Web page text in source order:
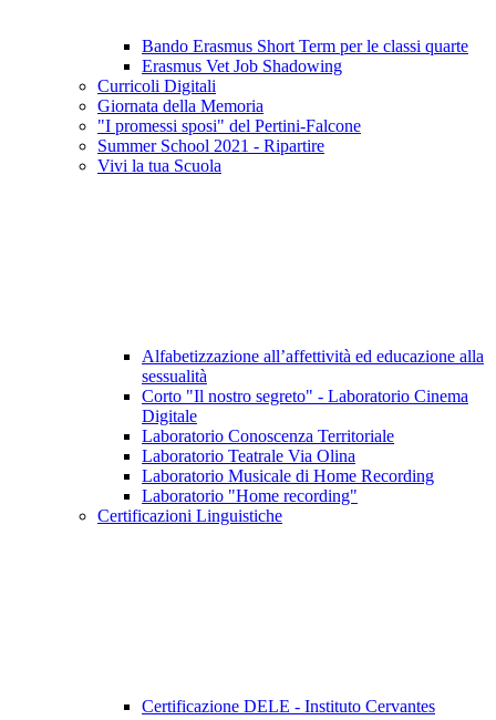
Bando Erasmus Short Term per le classi quarte
Erasmus Vet Job Shadowing
Curricoli Digitali
Giornata della Memoria
"I promessi sposi" del Pertini-Falcone
Summer School 2021 - Ripartire
Vivi la tua Scuola
Alfabetizzazione all’affettività ed educazione alla
sessualità
Corto "Il nostro segreto" - Laboratorio Cinema
Digitale
Laboratorio Conoscenza Territoriale
Laboratorio Teatrale Via Olina
Laboratorio Musicale di Home Recording
Laboratorio "Home recording"
Certificazioni Linguistiche
Certificazione DELE - Instituto Cervantes